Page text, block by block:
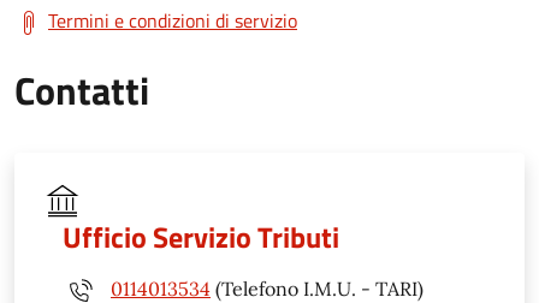
Termini e condizioni di servizio
Contatti
Ufficio Servizio Tributi
0114013534 (Telefono I.M.U. - TARI)